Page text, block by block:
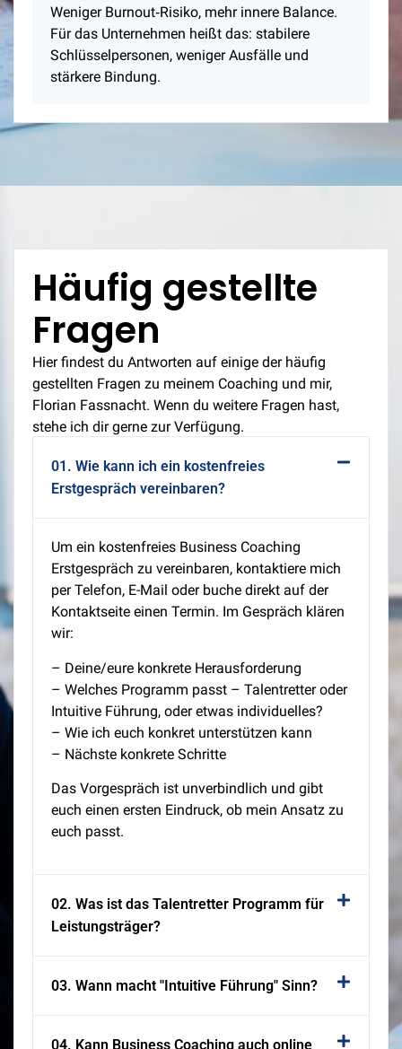
Weniger Burnout‑Risiko, mehr innere Balance.
Für das Unternehmen heißt das: stabilere
Schlüsselpersonen, weniger Ausfälle und
stärkere Bindung.
Häufig gestellte
Fragen
Hier findest du Antworten auf einige der häufig
gestellten Fragen zu meinem Coaching und mir,
Florian Fassnacht. Wenn du weitere Fragen hast,
stehe ich dir gerne zur Verfügung.
01. Wie kann ich ein kostenfreies
Erstgespräch vereinbaren?
Um ein kostenfreies Business Coaching
Erstgespräch zu vereinbaren, kontaktiere mich
per Telefon, E-Mail oder buche direkt auf der
Kontaktseite einen Termin. Im Gespräch klären
wir:
– Deine/eure konkrete Herausforderung
– Welches Programm passt – Talentretter oder
Intuitive Führung, oder etwas individuelles?
– Wie ich euch konkret unterstützen kann
– Nächste konkrete Schritte
Das Vorgespräch ist unverbindlich und gibt
euch einen ersten Eindruck, ob mein Ansatz zu
euch passt.
02. Was ist das Talentretter Programm für
Leistungsträger?
03. Wann macht "Intuitive Führung" Sinn?
04. Kann Business Coaching auch online